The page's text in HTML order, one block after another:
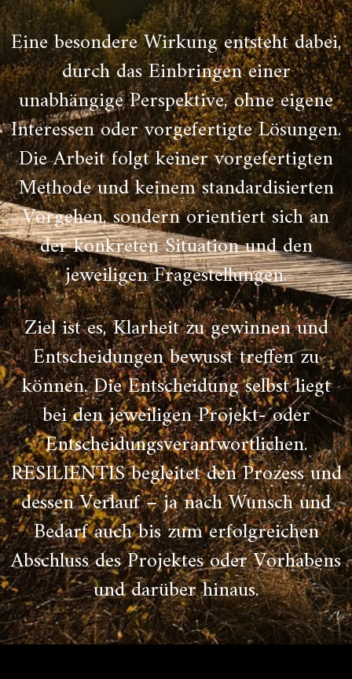
Eine besondere Wirkung entsteht dabei,
durch das Einbringen einer
unabhängige Perspektive, ohne eigene
Interessen oder vorgefertigte Lösungen.
Die Arbeit folgt keiner vorgefertigten
Methode und keinem standardisierten
Vorgehen, sondern orientiert sich an
der konkreten Situation und den
jeweiligen Fragestellungen.
Ziel ist es, Klarheit zu gewinnen und
Entscheidungen bewusst treffen zu
können. Die Entscheidung selbst liegt
bei den jeweiligen Projekt- oder
Entscheidungsverantwortlichen.
RESILIENTIS begleitet den Prozess und
dessen Verlauf – ja nach Wunsch und
Bedarf auch bis zum erfolgreichen
Abschluss des Projektes oder Vorhabens
und darüber hinaus.